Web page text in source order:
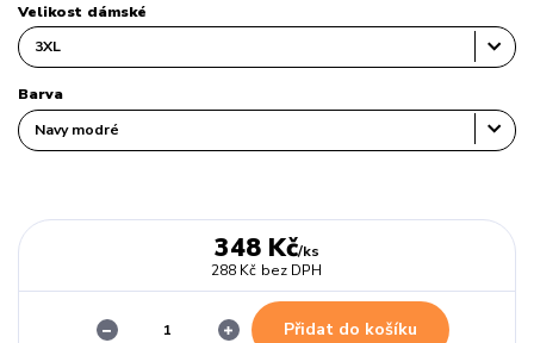
Velikost dámské
Barva
348 Kč/ks
288 Kč bez DPH
Přidat do košíku